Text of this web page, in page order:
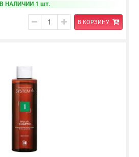
В НАЛИЧИИ 1 шт.
В КОРЗИНУ